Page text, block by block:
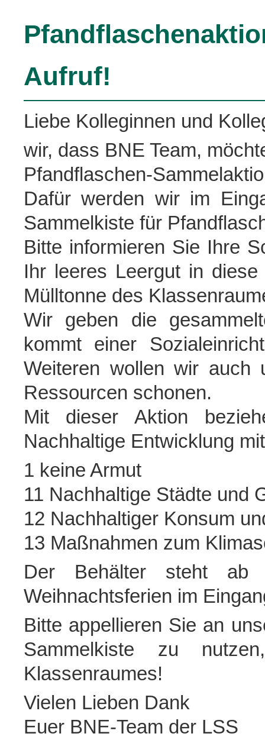
Aufruf!
Liebe Kolleginnen und
wir, dass BNE Team,
Pfandflaschen-
Dafür werden wir im
Sammelkiste für
Bitte informieren Sie Ihre
Ihr leeres Leergut in
Mülltonne des
Wir geben die
kommt einer
Weiteren wollen wir auch
Ressourcen schonen.
Mit dieser Aktion
Nachhaltige Entwicklung
1 keine Armut
11 Nachhaltige Städte und
12 Nachhaltiger Konsum
13 Maßnahmen zum
Der Behälter steht ab
Weihnachtsferien im
Bitte appellieren Sie an
Sammelkiste zu
Klassenraumes!
Vielen Lieben Dank
Euer BNE-Team der LSS